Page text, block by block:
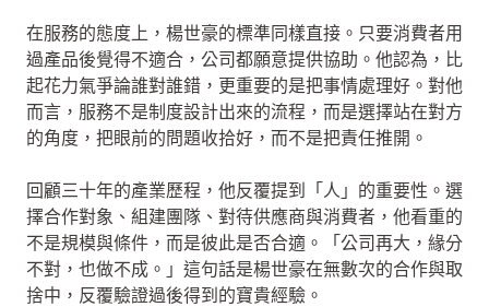
在服務的態度上，楊世豪的標準同樣直接。只要消費者用
過產品後覺得不適合，公司都願意提供協助。他認為，比
起花力氣爭論誰對誰錯，更重要的是把事情處理好。對他
而言，服務不是制度設計出來的流程，而是選擇站在對方
的角度，把眼前的問題收拾好，而不是把責任推開。
回顧三十年的產業歷程，他反覆提到「人」的重要性。選
擇合作對象、組建團隊、對待供應商與消費者，他看重的
不是規模與條件，而是彼此是否合適。「公司再大，緣分
不對，也做不成。」這句話是楊世豪在無數次的合作與取
捨中，反覆驗證過後得到的寶貴經驗。